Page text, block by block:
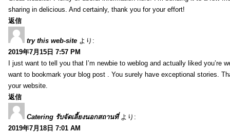
sharing in delicious. And certainly, thank you for your effort!
返信
try this web-site より:
2019年7月15日 7:57 PM
I just want to tell you that I’m newbie to weblog and actually liked you’re
want to bookmark your blog post . You surely have exceptional stories.
your website.
返信
Catering รับจัดเลี้ยงนอกสถานที่ より:
2019年7月18日 7:01 AM